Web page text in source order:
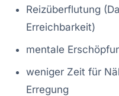
Reizüberflutung
Erreichbarkeit)
mentale
weniger Zeit für
Erregung